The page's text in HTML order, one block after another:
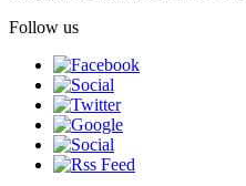
Follow us